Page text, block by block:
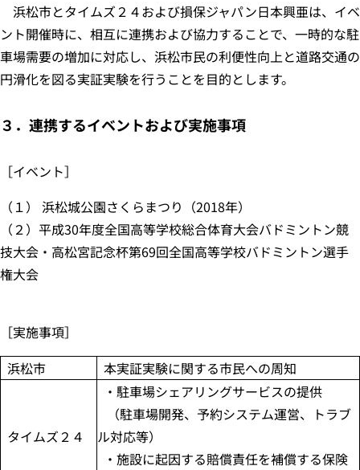
浜松市とタイムズ２４および損保ジャパン日本興亜は、イベ
ント開催時に、相互に連携および協力することで、一時的な駐
車場需要の増加に対応し、浜松市民の利便性向上と道路交通の
円滑化を図る実証実験を行うことを目的とします。
３．連携するイベントおよび実施事項
［イベント］
（１） 浜松城公園さくらまつり（2018年）
（２）平成30年度全国高等学校総合体育大会バドミントン競
技大会・高松宮記念杯第69回全国高等学校バドミントン選手
権大会
［実施事項］
浜松市
本実証実験に関する市民への周知
タイムズ２４
・駐車場シェアリングサービスの提供
（駐車場開発、予約システム運営、トラブ
ル対応等）
・施設に起因する賠償責任を補償する保険